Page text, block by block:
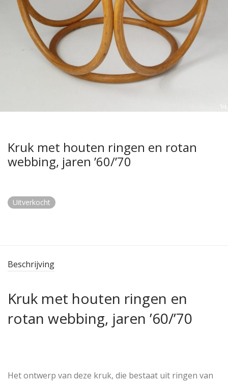
Kruk met houten ringen en rotan
webbing, jaren ’60/’70
Uitverkocht
Beschrijving
Kruk met houten ringen en
rotan webbing, jaren ’60/’70
Het ontwerp van deze kruk, die bestaat uit ringen van